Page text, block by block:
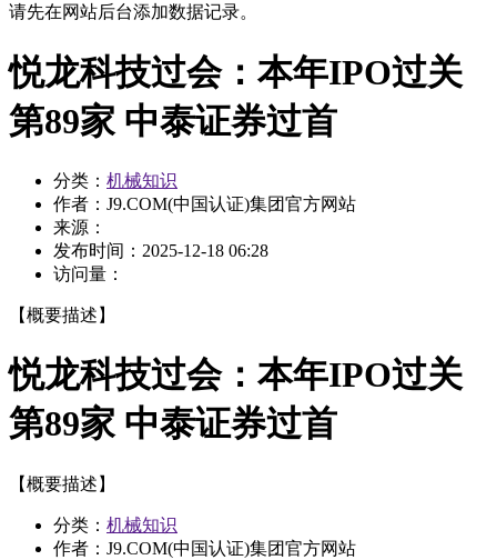
请先在网站后台添加数据记录。
悦龙科技过会：本年IPO过关
第89家 中泰证券过首
分类： 机械知识
作者：J9.COM(中国认证)集团官方网站
来源：
发布时间： 2025-12-18 06:28
访问量：
【概要描述】
悦龙科技过会：本年IPO过关
第89家 中泰证券过首
【概要描述】
分类： 机械知识
作者：J9.COM(中国认证)集团官方网站